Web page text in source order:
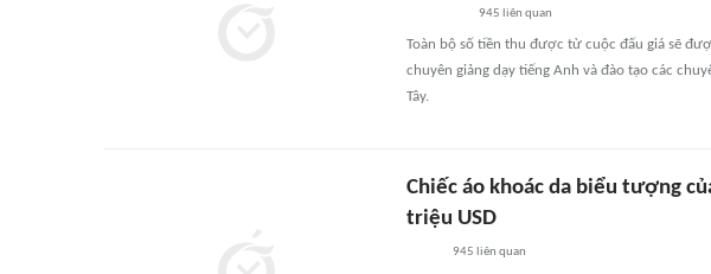
945 liên quan
Toàn bộ số tiền thu được từ cuộc đấu giá sẽ
chuyên giảng dạy tiếng Anh và đào tạo các
Tây.
Chiếc áo khoác da biểu tượng
triệu USD
945 liên quan